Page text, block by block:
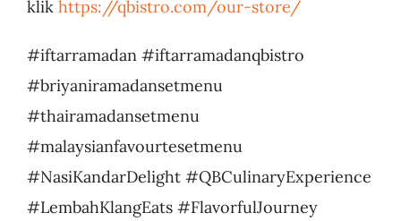
klik https://qbistro.com/our-store/
#iftarramadan #iftarramadanqbistro
#briyaniramadansetmenu
#thairamadansetmenu
#malaysianfavourtesetmenu
#NasiKandarDelight #QBCulinaryExperience
#LembahKlangEats #FlavorfulJourney